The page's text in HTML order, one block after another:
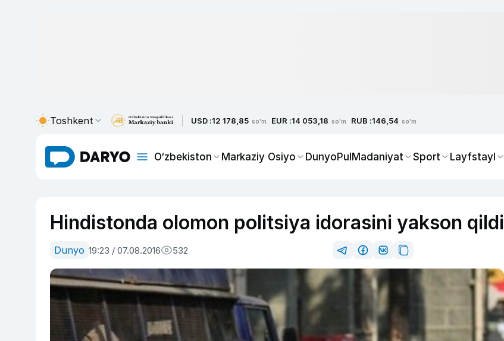
Toshkent USD :12 178,85 so'm EUR :14 053,18 so'm RUB :146,54 so'm
O‘zbekiston Markaziy Osiyo DunyoPulMadaniyat Sport Layfstayl
Hindistonda olomon politsiya idorasini yakson qildi
Dunyo 19:23 / 07.08.2016 532